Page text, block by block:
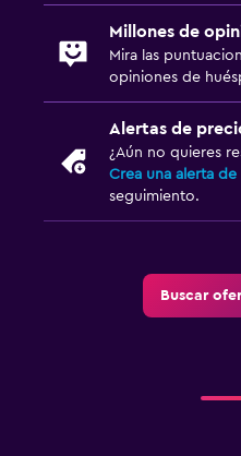
Millones de
Mira las
opiniones de
Alertas de
¿Aún no quieres
Crea una alerta
seguimiento.
Buscar